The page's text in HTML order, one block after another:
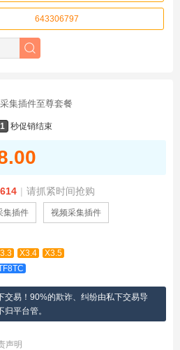
643306797
采集插件至尊套餐
秒促销结束
| 请抓紧时间抢购
集插件 视频采集插件
X3.4
X3.5
交易！90%的欺诈、纠纷由私下交易导
平台管。
声明